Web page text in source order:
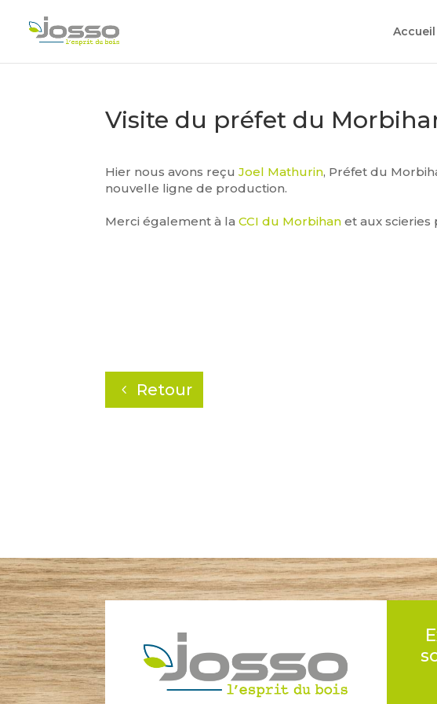
Accueil
Visite du préfet du
Hier nous avons reçuJoel Mathurin, Préfet du
nouvelle ligne de production.
Merci également à laCCI du Morbihan et aux scieries
Retour